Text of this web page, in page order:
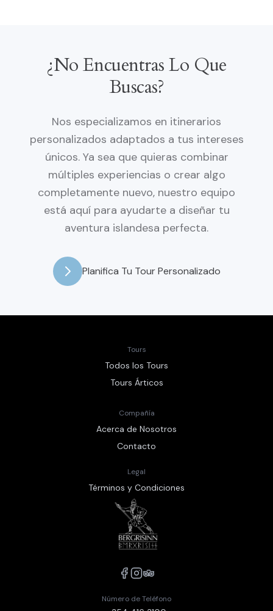
¿No Encuentras Lo Que
Buscas?
Nos especializamos en itinerarios
personalizados adaptados a tus intereses
únicos. Ya sea que quieras combinar
múltiples experiencias o crear algo
completamente nuevo, nuestro equipo
está aquí para ayudarte a diseñar tu
aventura islandesa perfecta.
Planifica Tu Tour Personalizado
Número de Teléfono
Tours
Todos los Tours
Tours Árticos
Compañía
Acerca de Nosotros
Contacto
Legal
Términos y Condiciones